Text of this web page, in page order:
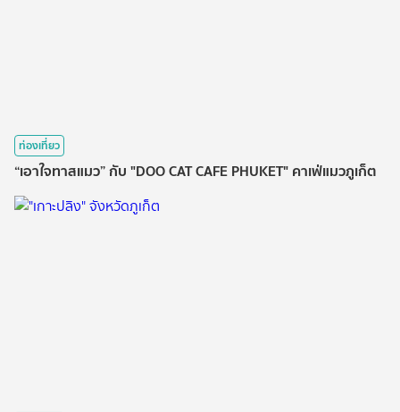
ท่องเที่ยว
“เอาใจทาสแมว” กับ "DOO CAT CAFE PHUKET" คาเฟ่แมวภูเก็ต